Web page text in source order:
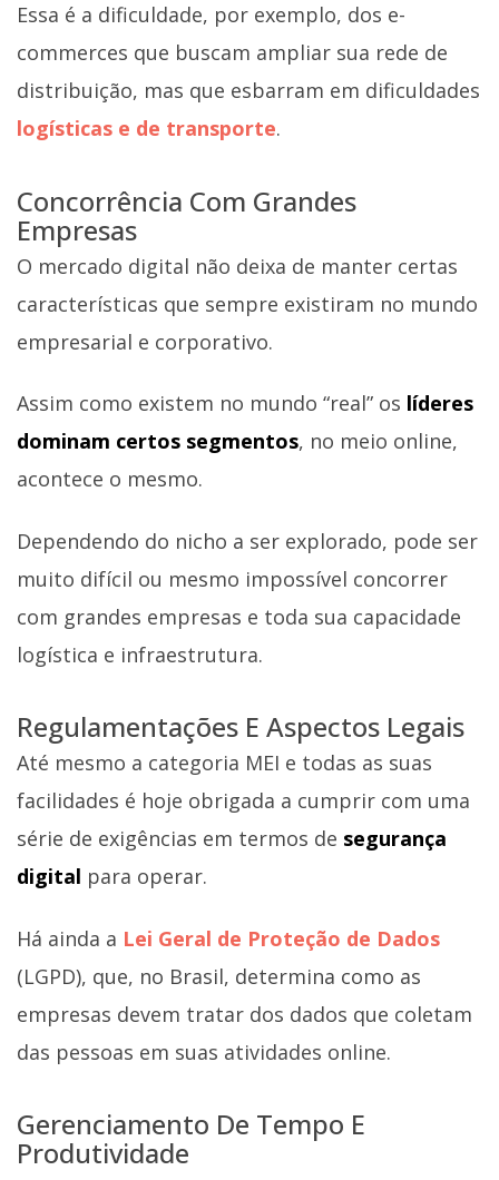
Essa é a dificuldade, por exemplo, dos e-
commerces que buscam ampliar sua rede de
distribuição, mas que esbarram em dificuldades
logísticas e de transporte.
Concorrência Com Grandes
Empresas
O mercado digital não deixa de manter certas
características que sempre existiram no mundo
empresarial e corporativo.
Assim como existem no mundo “real” os líderes
dominam certos segmentos, no meio online,
acontece o mesmo.
Dependendo do nicho a ser explorado, pode ser
muito difícil ou mesmo impossível concorrer
com grandes empresas e toda sua capacidade
logística e infraestrutura.
Regulamentações E Aspectos Legais
Até mesmo a categoria MEI e todas as suas
facilidades é hoje obrigada a cumprir com uma
série de exigências em termos de segurança
digital para operar.
Há ainda a Lei Geral de Proteção de Dados
(LGPD), que, no Brasil, determina como as
empresas devem tratar dos dados que coletam
das pessoas em suas atividades online.
Gerenciamento De Tempo E
Produtividade